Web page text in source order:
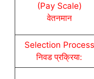
(Pay Scale)
वेतनमान
Selection Process
निवड प्रक्रिया: